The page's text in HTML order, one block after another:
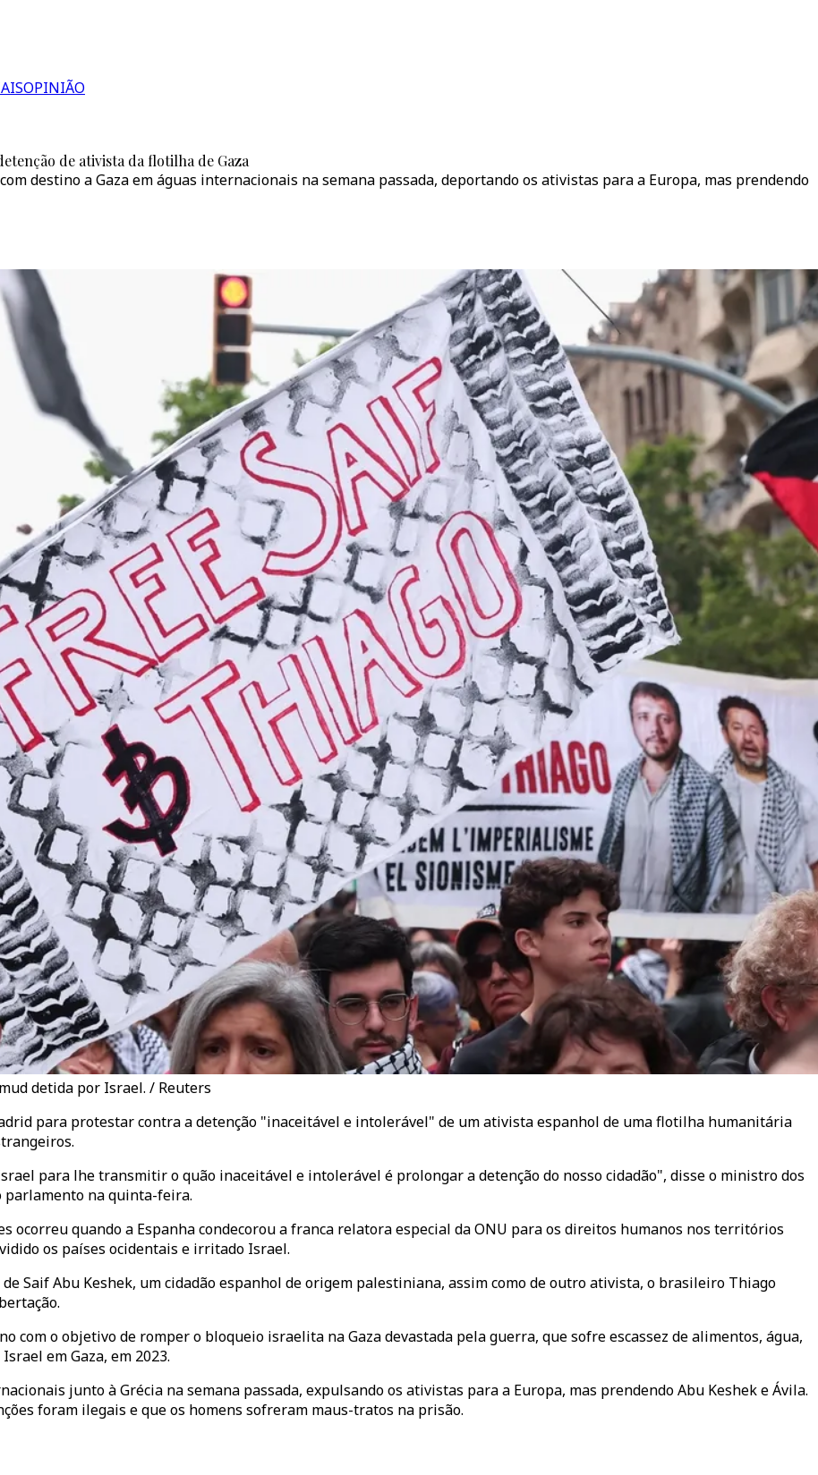
OPINIÃO
de ativista da flotilha de Gaza
destino a Gaza em águas internacionais na semana passada, deportando os ativistas para a Europa, mas prendendo
detida por Israel. / Reuters
para protestar contra a detenção "inaceitável e intolerável" de um ativista espanhol de uma flotilha humanitária
para lhe transmitir o quão inaceitável e intolerável é prolongar a detenção do nosso cidadão", disse o ministro dos
parlamento na quinta-feira.
ocorreu quando a Espanha condecorou a franca relatora especial da ONU para os direitos humanos nos territórios
os países ocidentais e irritado Israel.
Saif Abu Keshek, um cidadão espanhol de origem palestiniana, assim como de outro ativista, o brasileiro Thiago
com o objetivo de romper o bloqueio israelita na Gaza devastada pela guerra, que sofre escassez de alimentos, água,
em Gaza, em 2023.
junto à Grécia na semana passada, expulsando os ativistas para a Europa, mas prendendo Abu Keshek e Ávila.
foram ilegais e que os homens sofreram maus-tratos na prisão.